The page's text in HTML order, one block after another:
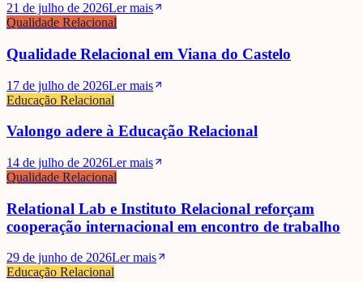
21 de julho de 2026Ler mais
Qualidade Relacional
Qualidade Relacional em Viana do Castelo
17 de julho de 2026Ler mais
Educação Relacional
Valongo adere à Educação Relacional
14 de julho de 2026Ler mais
Qualidade Relacional
Relational Lab e Instituto Relacional reforçam
cooperação internacional em encontro de trabalho
29 de junho de 2026Ler mais
Educação Relacional